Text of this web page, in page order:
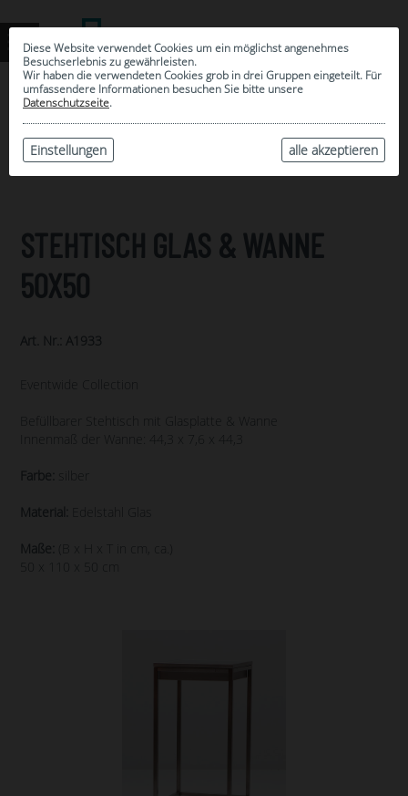
Diese Website verwendet Cookies um ein möglichst angenehmes
Besuchserlebnis zu gewährleisten.
Wir haben die verwendeten Cookies grob in drei Gruppen eingeteilt. Für
umfassendere Informationen besuchen Sie bitte unsere
Datenschutzseite.
alle akzeptieren
Einstellungen
ARCHIV
STEHTISCH GLAS & WANNE
50X50
Art. Nr.: A1933
Eventwide Collection
Befüllbarer Stehtisch mit Glasplatte & Wanne
Innenmaß der Wanne: 44,3 x 7,6 x 44,3
Farbe:
Material: Edelstahl Glas
Maße:
(B x H x T in cm, ca.)